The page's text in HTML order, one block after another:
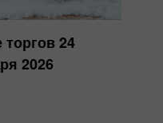
24
2026